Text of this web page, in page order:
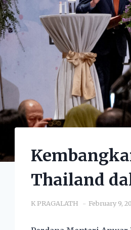
Thailand
K PRAGALATH February 9,